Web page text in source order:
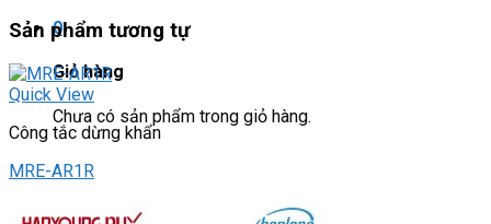
0
Giỏ hàng
Chưa có sản phẩm trong giỏ hàng.
Sản phẩm tương tự
Quick View
Công tắc dừng khẩn
MRE-AR1R